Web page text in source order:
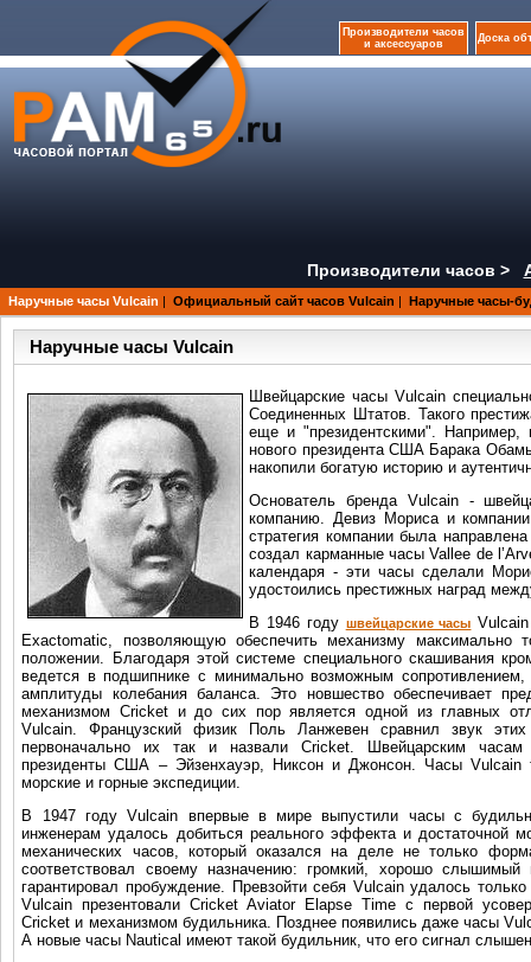
Производители часов
и аксессуаров
Доска
Производители часов >
Наручные часы Vulcain | Официальный сайт часов Vulcain | Наручные часы-
Наручные часы Vulcain
Швейцарские часы Vulcain
Соединенных Штатов. Такого
еще и "президентскими". Например,
нового президента США Барака
накопили богатую историю и
Основатель бренда Vulcain -
компанию. Девиз Мориса и
стратегия компании была
создал карманные часы Vallee de
календаря - эти часы сделали
удостоились престижных наград
В 1946 году швейцарские часы
Exactomatic, позволяющую обеспечить механизму
положении. Благодаря этой системе специального скашивания
ведется в подшипнике с минимально возможным сопротивлением,
амплитуды колебания баланса. Это новшество обеспечивает
механизмом Cricket и до сих пор является одной из главных
Vulcain. Французский физик Поль Ланжевен сравнил звук
первоначально их так и назвали Cricket. Швейцарским часам
президенты США – Эйзенхауэр, Никсон и Джонсон. Часы Vulcain
морские и горные экспедиции.
В 1947 году Vulcain впервые в мире выпустили часы с
инженерам удалось добиться реального эффекта и достаточной
механических часов, который оказался на деле не только
соответствовал своему назначению: громкий, хорошо
гарантировал пробуждение. Превзойти себя Vulcain удалось
Vulcain презентовали Cricket Aviator Elapse Time с первой
Cricket и механизмом будильника. Позднее появились даже часы
А новые часы Nautical имеют такой будильник, что его сигнал